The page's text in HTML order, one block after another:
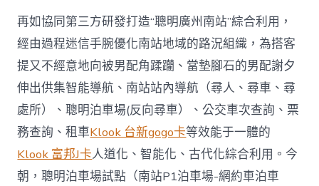
再如協同第三方研發打造“聰明廣州南站”綜合利用，
經由過程迷信手腕優化南站地域的路況組織，為搭客
提又不經意地向被男配角蹂躪、當墊腳石的男配謝夕
伸出供集智能導航、南站站內導航（尋人、尋車、尋
處所）、聰明泊車場(反向尋車）、公交車次查詢、票
務查詢、租車Klook 台新gogo卡等效能于一體的
Klook 富邦J卡人道化、智能化、古代化綜合利用。今
朝，聰明泊車場試點（南站P1泊車場-網約車泊車